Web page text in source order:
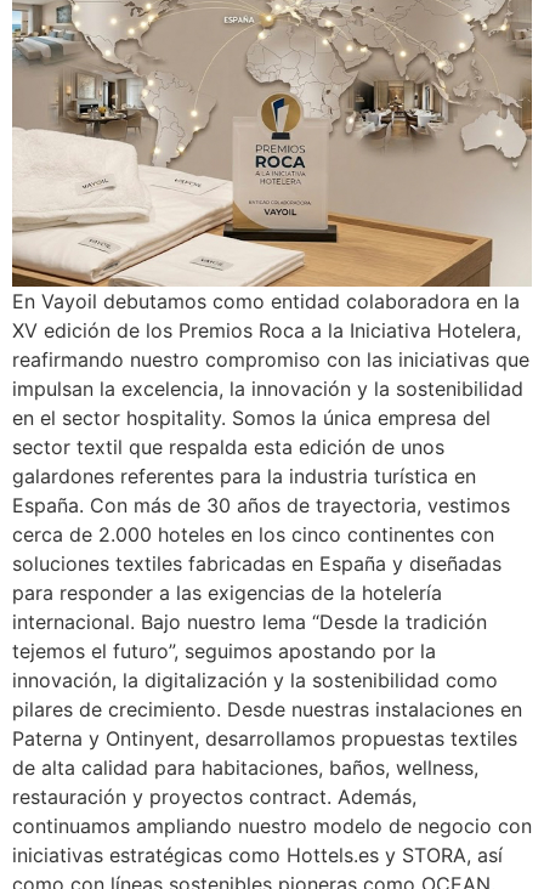
En Vayoil debutamos como entidad colaboradora en la
XV edición de los Premios Roca a la Iniciativa Hotelera,
reafirmando nuestro compromiso con las iniciativas que
impulsan la excelencia, la innovación y la sostenibilidad
en el sector hospitality. Somos la única empresa del
sector textil que respalda esta edición de unos
galardones referentes para la industria turística en
España. Con más de 30 años de trayectoria, vestimos
cerca de 2.000 hoteles en los cinco continentes con
soluciones textiles fabricadas en España y diseñadas
para responder a las exigencias de la hotelería
internacional. Bajo nuestro lema “Desde la tradición
tejemos el futuro”, seguimos apostando por la
innovación, la digitalización y la sostenibilidad como
pilares de crecimiento. Desde nuestras instalaciones en
Paterna y Ontinyent, desarrollamos propuestas textiles
de alta calidad para habitaciones, baños, wellness,
restauración y proyectos contract. Además,
continuamos ampliando nuestro modelo de negocio con
iniciativas estratégicas como Hottels.es y STORA, así
como con líneas sostenibles pioneras como OCEAN,